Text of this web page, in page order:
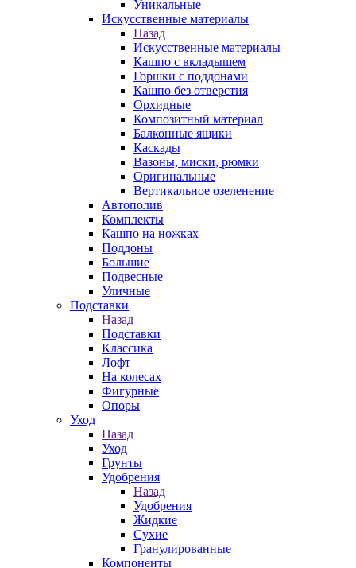
Уникальные
Искусственные материалы
Назад
Искусственные материалы
Кашпо с вкладышем
Горшки с поддонами
Кашпо без отверстия
Орхидные
Композитный материал
Балконные ящики
Каскады
Вазоны, миски, рюмки
Оригинальные
Вертикальное озеленение
Автополив
Комплекты
Кашпо на ножках
Поддоны
Большие
Подвесные
Уличные
Подставки
Назад
Подставки
Классика
Лофт
На колесах
Фигурные
Опоры
Уход
Назад
Уход
Грунты
Удобрения
Назад
Удобрения
Жидкие
Сухие
Гранулированные
Компоненты